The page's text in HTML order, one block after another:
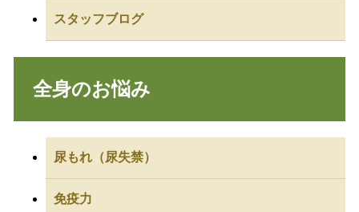
スタッフブログ
全身のお悩み
尿もれ（尿失禁）
免疫力